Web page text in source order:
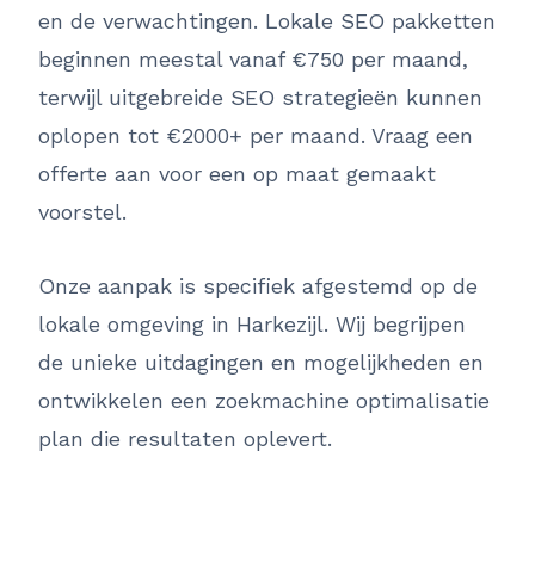
en de verwachtingen. Lokale SEO pakketten
beginnen meestal vanaf €750 per maand,
terwijl uitgebreide SEO strategieën kunnen
oplopen tot €2000+ per maand. Vraag een
offerte aan voor een op maat gemaakt
voorstel.
Onze aanpak is specifiek afgestemd op de
lokale omgeving in Harkezijl. Wij begrijpen
de unieke uitdagingen en mogelijkheden en
ontwikkelen een zoekmachine optimalisatie
plan die resultaten oplevert.